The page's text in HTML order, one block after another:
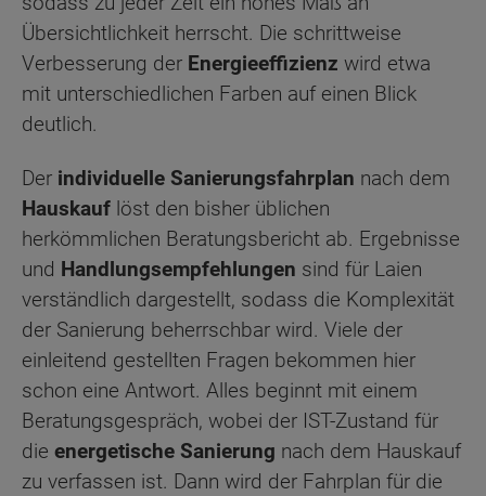
Übersichtlichkeit herrscht. Die schrittweise
Verbesserung der Energieeffizienz wird etwa
mit unterschiedlichen Farben auf einen Blick
deutlich.
Der individuelle Sanierungsfahrplan nach dem
Hauskauf löst den bisher üblichen
herkömmlichen Beratungsbericht ab. Ergebnisse
und Handlungsempfehlungen sind für Laien
verständlich dargestellt, sodass die Komplexität
der Sanierung beherrschbar wird. Viele der
einleitend gestellten Fragen bekommen hier
schon eine Antwort. Alles beginnt mit einem
Beratungsgespräch, wobei der IST-Zustand für
die energetische Sanierung nach dem Hauskauf
zu verfassen ist. Dann wird der Fahrplan für die